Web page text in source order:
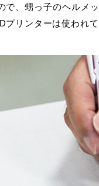
で、甥っ子のヘルメ
リンターは使われ